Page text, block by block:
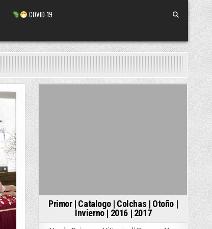
COVID-19
Primor | Catalogo | Colchas | Otoño |
Invierno | 2016 | 2017